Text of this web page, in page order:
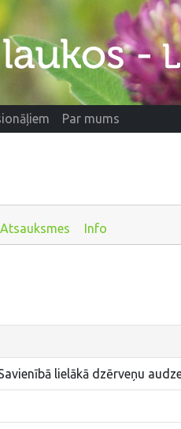
Par mums
Atsauksmes Info
lielākā dzērveņu